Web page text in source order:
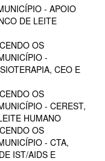
- APOIO
DE LEITE
OS
-
CEO E
OS
- CEREST,
HUMANO
OS
- CTA,
IST/AIDS E